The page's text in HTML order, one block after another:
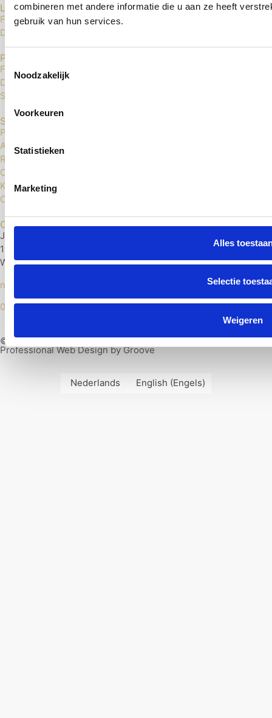
combineren met andere informatie die u aan ze heeft
gebruik van hun services.
Noodzakelijk
Voorkeuren
Statistieken
Marketing
Alles
Selectie
Weigeren
Laminaat Vloeren
Floer Laminaat
Douwes Dekker Laminaat
PVC Vloeren
Floer Click PVC
Douwes Dekker Click PVC
Sense Click PVC
Service
Privacybeleid
Algemene voorwaarden
Retourneren
Contact
Klachten
Cookies
Contact
Jonge Voolweg 29
1521 RH
Wormerveer
nextlevelvloerenshop@gmail.com
075 204 75 54
© Next Level Vloeren 2026
Professional Web Design by Groove
Nederlands English (Engels)